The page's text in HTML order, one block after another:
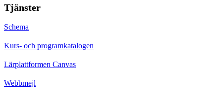
Tjänster
Schema
Kurs- och programkatalogen
Lärplattformen Canvas
Webbmejl